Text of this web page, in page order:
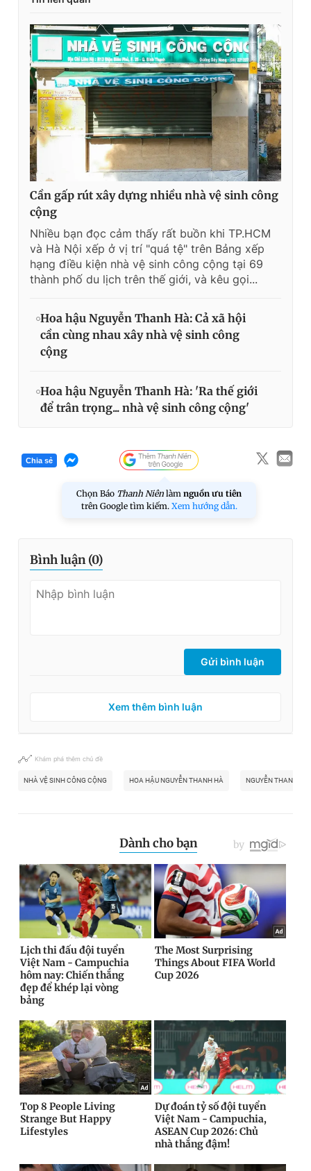
Cần gấp rút xây dựng nhiều nhà vệ sinh công
cộng
Nhiều bạn đọc cảm thấy rất buồn khi TP.HCM
và Hà Nội xếp ở vị trí "quá tệ" trên Bảng xếp
hạng điều kiện nhà vệ sinh công cộng tại 69
thành phố du lịch trên thế giới, và kêu gọi...
Hoa hậu Nguyễn Thanh Hà: Cả xã hội
cần cùng nhau xây nhà vệ sinh công
cộng
Hoa hậu Nguyễn Thanh Hà: 'Ra thế giới
để trân trọng... nhà vệ sinh công cộng'
Chia sẻ
Chọn Báo Thanh Niên làm nguồn ưu tiên
trên Google tìm kiếm. Xem hướng dẫn.
Bình luận (0)
Gửi bình luận
Xem thêm bình luận
Khám phá thêm chủ đề
NHÀ VỆ SINH CÔNG CỘNG HOA HẬU NGUYỄN THANH HÀ NGUYỄN THANH HÀ